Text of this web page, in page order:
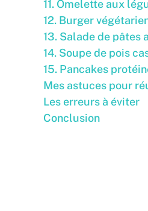
11. Omelette aux
12. Burger
13. Salade de pâtes
14. Soupe de pois
15. Pancakes
Mes astuces pour
Les erreurs à éviter
Conclusion